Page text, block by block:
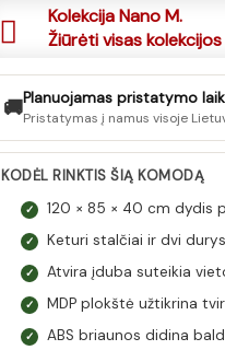
Kolekcija Nano M.
Žiūrėti visas
🚚Planuojamas pristatymo
Pristatymas į namus visoje
KODĖL RINKTIS ŠIĄ KOMODĄ
✓ 120 × 85 × 40 cm dydis
✓ Keturi stalčiai ir dvi
✓ Atvira įduba suteikia
✓ MDP plokštė užtikrina
✓ ABS briaunos didina